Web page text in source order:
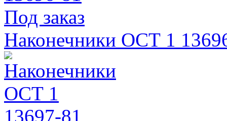
Под заказ
Наконечники ОСТ 1